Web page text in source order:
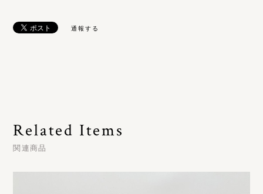
通報する
Related Items
関連商品